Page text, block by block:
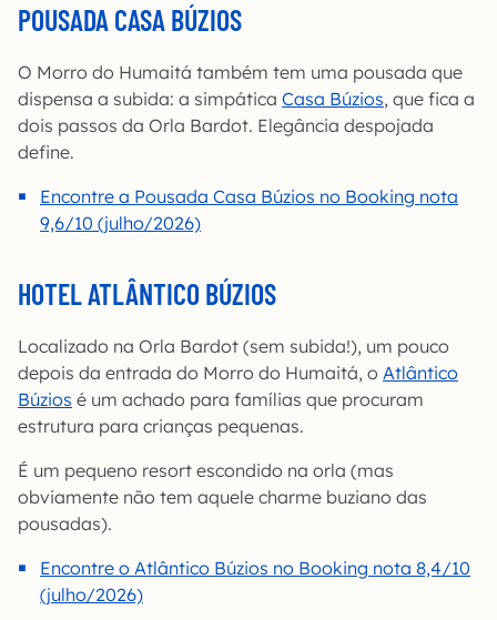
POUSADA CASA BÚZIOS
O Morro do Humaitá também tem uma pousada que
dispensa a subida: a simpática Casa Búzios, que fica a
dois passos da Orla Bardot. Elegância despojada
define.
Encontre a Pousada Casa Búzios no Booking nota
9,6/10 (julho/2026)
HOTEL ATLÂNTICO BÚZIOS
Localizado na Orla Bardot (sem subida!), um pouco
depois da entrada do Morro do Humaitá, o Atlântico
Búzios é um achado para famílias que procuram
estrutura para crianças pequenas.
É um pequeno resort escondido na orla (mas
obviamente não tem aquele charme buziano das
pousadas).
Encontre o Atlântico Búzios no Booking nota 8,4/10
(julho/2026)